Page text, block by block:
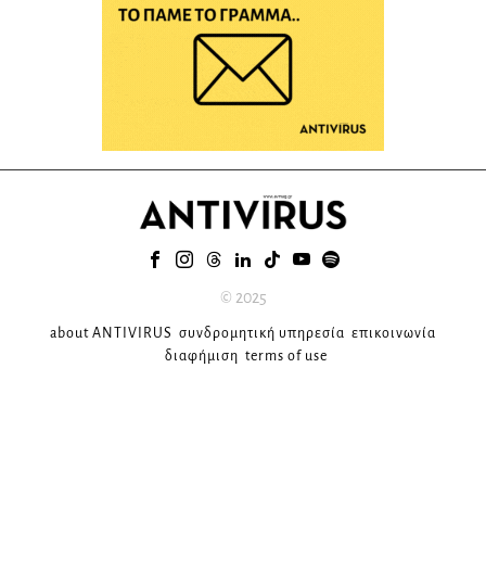
© 2025
about ANTIVIRUS συνδρομητική υπηρεσία επικοινωνία
διαφήμιση terms of use